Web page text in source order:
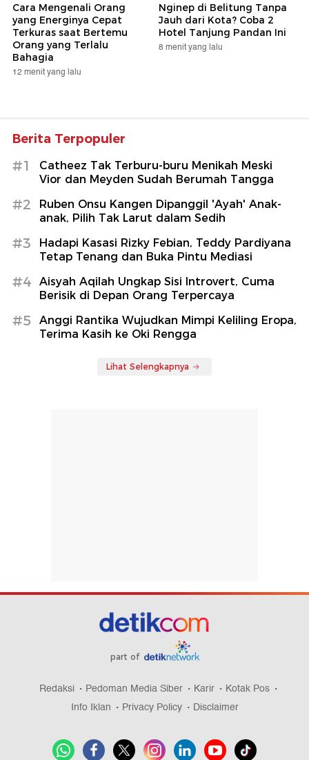
Cara Mengenali Orang
yang Energinya Cepat
Terkuras saat Bertemu
Orang yang Terlalu
Bahagia
12 menit yang lalu
Nginep di Belitung Tanpa
Jauh dari Kota? Coba 2
Hotel Tanjung Pandan Ini
8 menit yang lalu
Berita Terpopuler
#1
Catheez Tak Terburu-buru Menikah Meski
Vior dan Meyden Sudah Berumah Tangga
#2
Ruben Onsu Kangen Dipanggil 'Ayah' Anak-
anak, Pilih Tak Larut dalam Sedih
#3
Hadapi Kasasi Rizky Febian, Teddy Pardiyana
Tetap Tenang dan Buka Pintu Mediasi
#4
Aisyah Aqilah Ungkap Sisi Introvert, Cuma
Berisik di Depan Orang Terpercaya
#5
Anggi Rantika Wujudkan Mimpi Keliling Eropa,
Terima Kasih ke Oki Rengga
Lihat Selengkapnya
part of
Redaksi Pedoman Media Siber Karir
Kotak Pos
Info Iklan
Privacy Policy Disclaimer